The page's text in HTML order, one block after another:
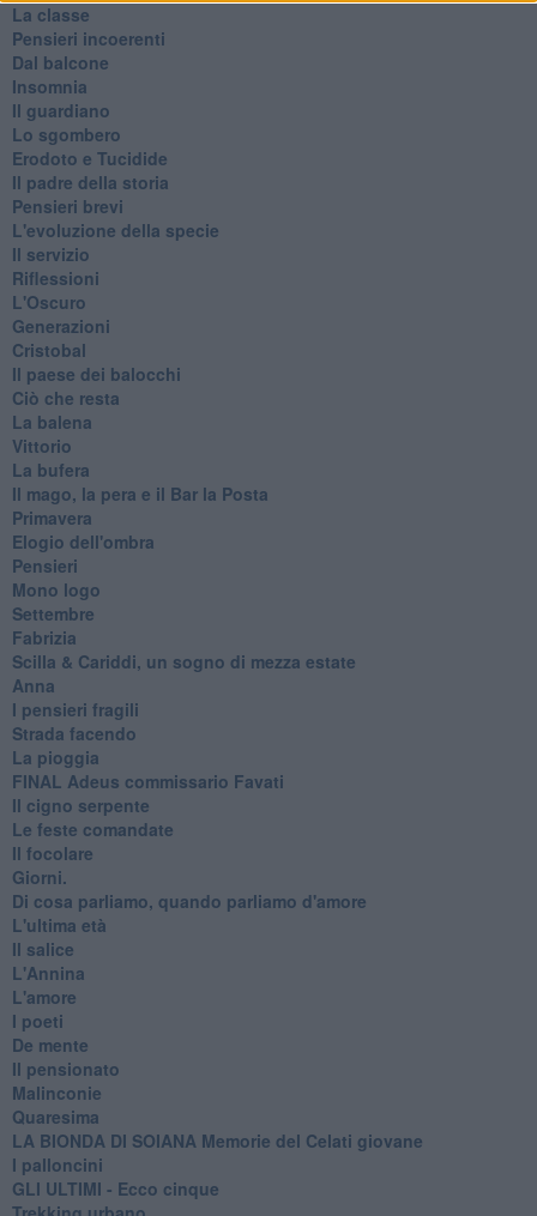
La classe
Pensieri incoerenti
Dal balcone
Insomnia
Il guardiano
Lo sgombero
Erodoto e Tucidide
Il padre della storia
Pensieri brevi
L'evoluzione della specie
Il servizio
Riflessioni
L'Oscuro
Generazioni
Cristobal
Il paese dei balocchi
Ciò che resta
La balena
Vittorio
La bufera
Il mago, la pera e il Bar la Posta
Primavera
Elogio dell'ombra
Pensieri
Mono logo
Settembre
Fabrizia
​Scilla & Cariddi, un sogno di mezza estate
Anna
I pensieri fragili
Strada facendo
La pioggia
FINAL Adeus commissario Favati
Il cigno serpente
Le feste comandate
Il focolare
Giorni.
Di cosa parliamo, quando parliamo d'amore
L'ultima età
Il salice
L'Annina
L'amore
I poeti
De mente
Il pensionato
Malinconie
Quaresima
LA BIONDA DI SOIANA Memorie del Celati giovane
I palloncini
GLI ULTIMI - Ecco cinque